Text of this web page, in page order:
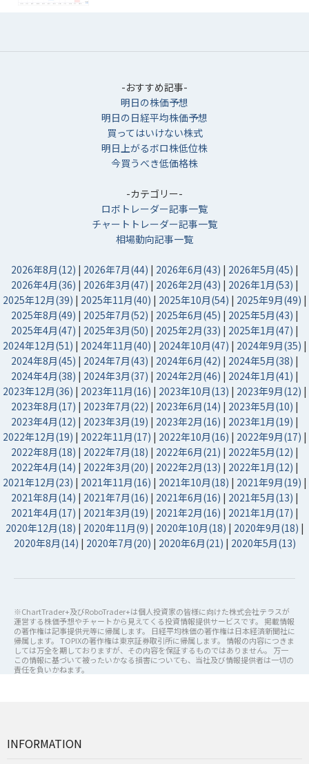
-おすすめ記事-
明日の株価予想
明日の日経平均株価予想
買ってはいけない株式
明日上がるボロ株低位株
今買うべき低価格株
-カテゴリー-
ロボトレーダー記事一覧
チャートトレーダー記事一覧
相場動向記事一覧
2026年8月(12) | 2026年7月(44) | 2026年6月(43) | 2026年5月(45) |
2026年4月(36) | 2026年3月(47) | 2026年2月(43) | 2026年1月(53) |
2025年12月(39) | 2025年11月(40) | 2025年10月(54) | 2025年9月(49) |
2025年8月(49) | 2025年7月(52) | 2025年6月(45) | 2025年5月(43) |
2025年4月(47) | 2025年3月(50) | 2025年2月(33) | 2025年1月(47) |
2024年12月(51) | 2024年11月(40) | 2024年10月(47) | 2024年9月(35) |
2024年8月(45) | 2024年7月(43) | 2024年6月(42) | 2024年5月(38) |
2024年4月(38) | 2024年3月(37) | 2024年2月(46) | 2024年1月(41) |
2023年12月(36) | 2023年11月(16) | 2023年10月(13) | 2023年9月(12) |
2023年8月(17) | 2023年7月(22) | 2023年6月(14) | 2023年5月(10) |
2023年4月(12) | 2023年3月(19) | 2023年2月(16) | 2023年1月(19) |
2022年12月(19) | 2022年11月(17) | 2022年10月(16) | 2022年9月(17) |
2022年8月(18) | 2022年7月(18) | 2022年6月(21) | 2022年5月(12) |
2022年4月(14) | 2022年3月(20) | 2022年2月(13) | 2022年1月(12) |
2021年12月(23) | 2021年11月(16) | 2021年10月(18) | 2021年9月(19) |
2021年8月(14) | 2021年7月(16) | 2021年6月(16) | 2021年5月(13) |
2021年4月(17) | 2021年3月(19) | 2021年2月(16) | 2021年1月(17) |
2020年12月(18) | 2020年11月(9) | 2020年10月(18) | 2020年9月(18) |
2020年8月(14) | 2020年7月(20) | 2020年6月(21) | 2020年5月(13)
※ChartTrader+及びRoboTrader+は個人投資家の皆様に向けた株式会社テラスが
運営する株価予想やチャートから見えてくる投資情報提供サービスです。 掲載情報
の著作権は記事提供元等に帰属します。 日経平均株価の著作権は日本経済新聞社に
帰属します。 TOPIXの著作権は東京証券取引所に帰属します。 情報の内容につきま
しては万全を期しておりますが、その内容を保証するものではありません。 万一
この情報に基づいて被ったいかなる損害についても、当社及び情報提供者は一切の
責任を負いかねます。
INFORMATION